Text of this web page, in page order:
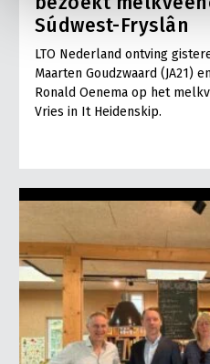
Súdwest-Fryslân
LTO Nederland ontving
Maarten Goudzwaard (JA21)
Ronald Oenema op het
Vries in It Heidenskip.